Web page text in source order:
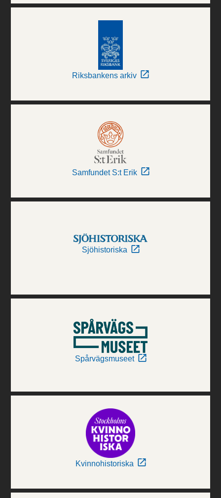
Riksbankens arkiv
Samfundet S:t Erik
Sjöhistoriska
Spårvägsmuseet
Kvinnohistoriska